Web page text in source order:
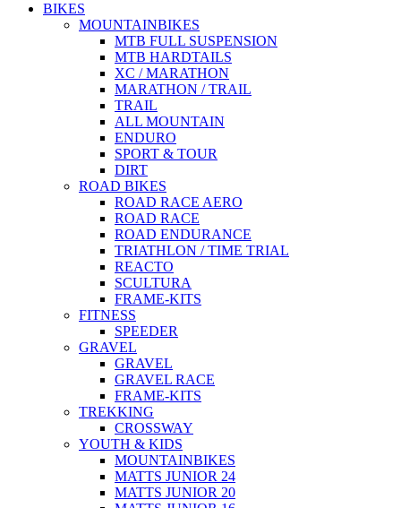
BIKES
MOUNTAINBIKES
MTB FULL SUSPENSION
MTB HARDTAILS
XC / MARATHON
MARATHON / TRAIL
TRAIL
ALL MOUNTAIN
ENDURO
SPORT & TOUR
DIRT
ROAD BIKES
ROAD RACE AERO
ROAD RACE
ROAD ENDURANCE
TRIATHLON / TIME TRIAL
REACTO
SCULTURA
FRAME-KITS
FITNESS
SPEEDER
GRAVEL
GRAVEL
GRAVEL RACE
FRAME-KITS
TREKKING
CROSSWAY
YOUTH & KIDS
MOUNTAINBIKES
MATTS JUNIOR 24
MATTS JUNIOR 20